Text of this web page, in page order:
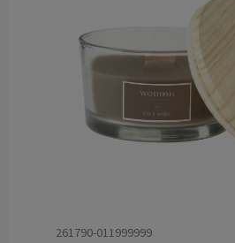
261790-011999999